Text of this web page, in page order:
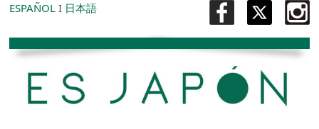
ESPAÑOL I 日本語